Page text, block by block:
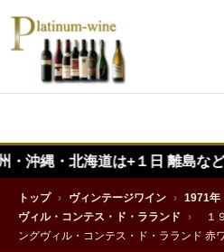
道は+１日 離島などは更に+ と
トップ › ヴィンテージワイン › 1971年
ヴィル・コンテス・ド・ラランド
›
１
ングヴィル・コンテス・ド・ラランド 赤